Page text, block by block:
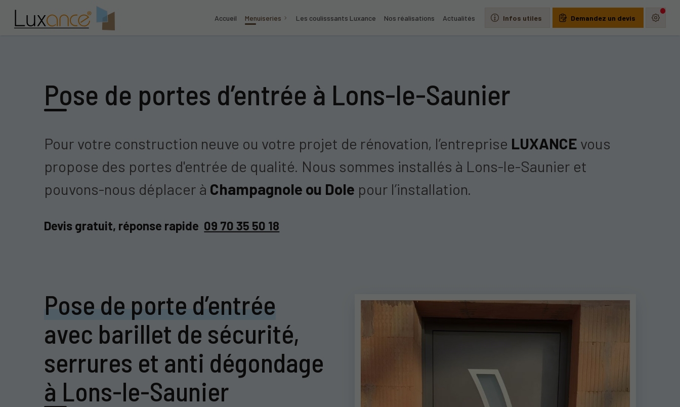
Accueil Menuiseries Les coulisssants Luxance Nos réalisations Actualités Infos utiles Demandez un devis
Pose de portes d’entrée à Lons-le-Saunier
Pour votre construction neuve ou votre projet de rénovation, l’entreprise LUXANCE vous
propose des portes d'entrée de qualité. Nous sommes installés à Lons-le-Saunier et
pouvons-nous déplacer à Champagnole ou Dole pour l’installation.
Devis gratuit, réponse rapide 09 70 35 50 18
Pose de porte d’entrée
avec barillet de sécurité,
serrures et anti dégondage
à Lons-le-Saunier